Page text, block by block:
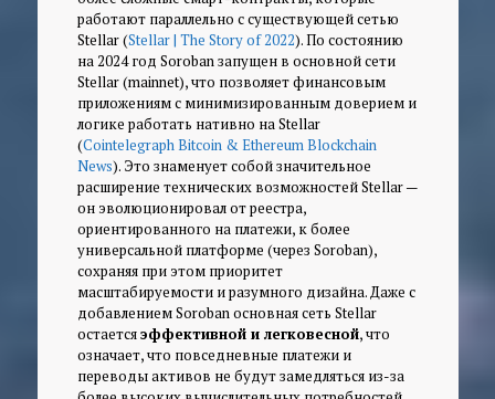
работают параллельно с существующей сетью
Stellar (Stellar | The Story of 2022). По состоянию
на 2024 год Soroban запущен в основной сети
Stellar (mainnet), что позволяет финансовым
приложениям с минимизированным доверием и
логике работать нативно на Stellar
(Cointelegraph Bitcoin & Ethereum Blockchain
News). Это знаменует собой значительное
расширение технических возможностей Stellar —
он эволюционировал от реестра,
ориентированного на платежи, к более
универсальной платформе (через Soroban),
сохраняя при этом приоритет
масштабируемости и разумного дизайна. Даже с
добавлением Soroban основная сеть Stellar
остаетсяэффективной и легковесной, что
означает, что повседневные платежи и
переводы активов не будут замедляться из-за